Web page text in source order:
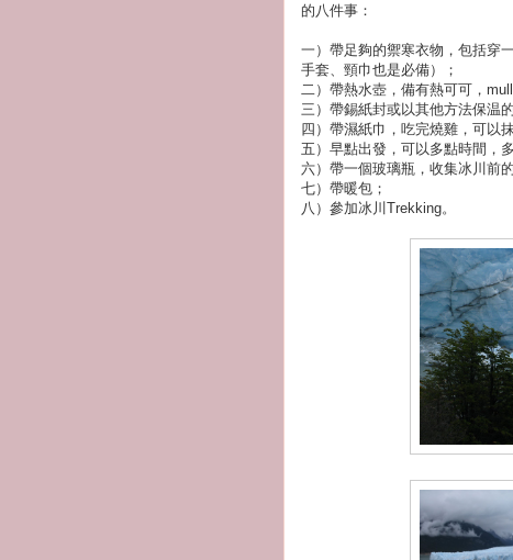
的八件事：
一）帶足夠的禦寒衣物，包括穿
手套、頸巾也是必備）；
二）帶熱水壺，備有熱可可，
三）帶錫紙封或以其他方法保温
四）帶濕紙巾，吃完燒雞，可以
五）早點出發，可以多點時間，
六）帶一個玻璃瓶，收集冰川前
七）帶暖包；
八）參加冰川Trekking。